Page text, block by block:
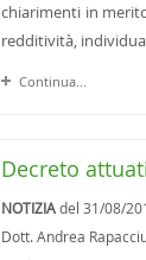
chiarimenti in
redditività,
Continua...
Decreto
NOTIZIAdel 31/08/
Dott. Andrea